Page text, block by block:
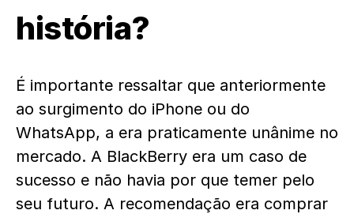
história?
É importante ressaltar que anteriormente
ao surgimento do iPhone ou do
WhatsApp, a era praticamente unânime no
mercado. A BlackBerry era um caso de
sucesso e não havia por que temer pelo
seu futuro. A recomendação era comprar